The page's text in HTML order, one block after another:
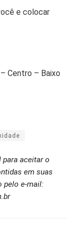
e colocar
Centro – Baixo
para aceitar o
em suas
pelo e-mail: